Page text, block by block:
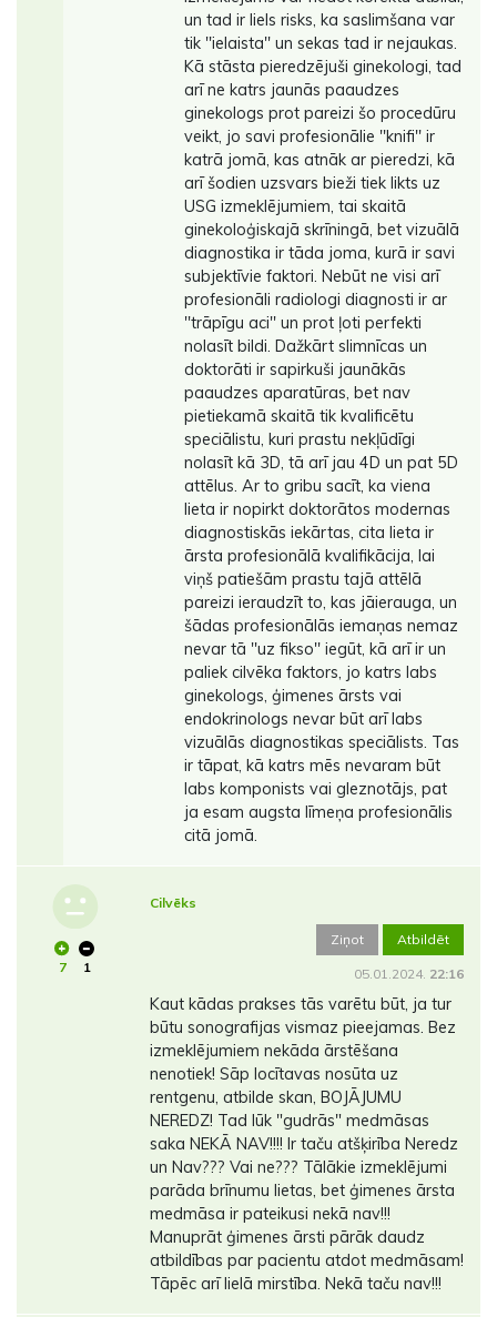
un tad ir liels risks, ka saslimšana var
tik ''ielaista'' un sekas tad ir nejaukas.
Kā stāsta pieredzējuši ginekologi, tad
arī ne katrs jaunās paaudzes
ginekologs prot pareizi šo procedūru
veikt, jo savi profesionālie ''knifi'' ir
katrā jomā, kas atnāk ar pieredzi, kā
arī šodien uzsvars bieži tiek likts uz
USG izmeklējumiem, tai skaitā
ginekoloģiskajā skrīningā, bet vizuālā
diagnostika ir tāda joma, kurā ir savi
subjektīvie faktori. Nebūt ne visi arī
profesionāli radiologi diagnosti ir ar
''trāpīgu aci'' un prot ļoti perfekti
nolasīt bildi. Dažkārt slimnīcas un
doktorāti ir sapirkuši jaunākās
paaudzes aparatūras, bet nav
pietiekamā skaitā tik kvalificētu
speciālistu, kuri prastu nekļūdīgi
nolasīt kā 3D, tā arī jau 4D un pat 5D
attēlus. Ar to gribu sacīt, ka viena
lieta ir nopirkt doktorātos modernas
diagnostiskās iekārtas, cita lieta ir
ārsta profesionālā kvalifikācija, lai
viņš patiešām prastu tajā attēlā
pareizi ieraudzīt to, kas jāierauga, un
šādas profesionālās iemaņas nemaz
nevar tā ''uz fikso'' iegūt, kā arī ir un
paliek cilvēka faktors, jo katrs labs
ginekologs, ģimenes ārsts vai
endokrinologs nevar būt arī labs
vizuālās diagnostikas speciālists. Tas
ir tāpat, kā katrs mēs nevaram būt
labs komponists vai gleznotājs, pat
ja esam augsta līmeņa profesionālis
citā jomā.
7 1
Cilvēks
Ziņot Atbildēt
05.01.2024. 22:16
Kaut kādas prakses tās varētu būt, ja tur
būtu sonografijas vismaz pieejamas. Bez
izmeklējumiem nekāda ārstēšana
nenotiek! Sāp locītavas nosūta uz
rentgenu, atbilde skan, BOJĀJUMU
NEREDZ! Tad lūk "gudrās" medmāsas
saka NEKĀ NAV!!!! Ir taču atšķirība Neredz
un Nav??? Vai ne??? Tālākie izmeklējumi
parāda brīnumu lietas, bet ģimenes ārsta
medmāsa ir pateikusi nekā nav!!!
Manuprāt ģimenes ārsti pārāk daudz
atbildības par pacientu atdot medmāsam!
Tāpēc arī lielā mirstība. Nekā taču nav!!!